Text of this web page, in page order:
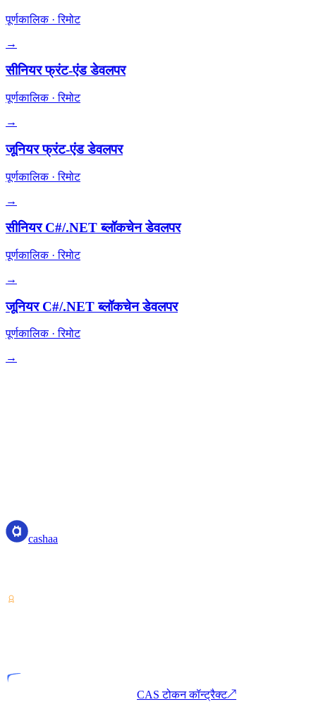
पूर्णकालिक·रिमोट
→
सीनियर फ्रंट-एंड डेवलपर
पूर्णकालिक·रिमोट
→
जूनियर फ्रंट-एंड डेवलपर
पूर्णकालिक·रिमोट
→
सीनियर C#/.NET ब्लॉकचेन डेवलपर
पूर्णकालिक·रिमोट
→
जूनियर C#/.NET ब्लॉकचेन डेवलपर
पूर्णकालिक·रिमोट
→
cashaa
CAS टोकन कॉन्ट्रैक्ट↗